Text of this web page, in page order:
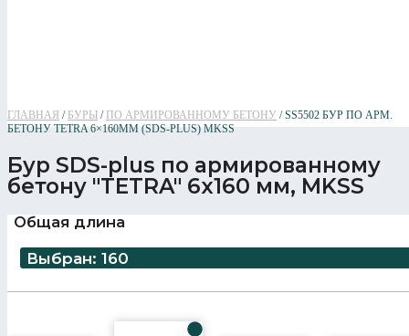
ГЛАВНАЯ / БУРЫ / ПО АРМИРОВАННОМУ БЕТОНУ / SS5502 БУР ПО АРМ.
БЕТОНУ TETRA 6×160ММ (SDS-PLUS) MKSS
Бур SDS-plus по армированному
бетону "TETRA" 6x160 мм, MKSS
Общая длина
Выбран: 160